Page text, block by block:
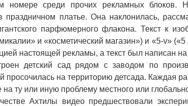
номере среди прочих рекламных блоков.
праздничном платье. Она наклонилась,
парфюмерного флакона. Текст к
и «косметический магазин») и «5-v»
настоящей рекламы, а текст был написан
детский сад рядом с заводом по
просочилась на территорию детсада. Каждая
на ту или иную проблему местного или
Ахтилы видео предшествовали